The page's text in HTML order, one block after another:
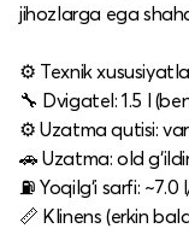
jihozlarga ega
⚙️ Texnik
🔧 Dvigatel: 1.5 l
⚙️ Uzatma qutisi:
🚗 Uzatma: old
⛽ Yoqilg‘i sarfi: ~7.0
📏 Klinens (erkin